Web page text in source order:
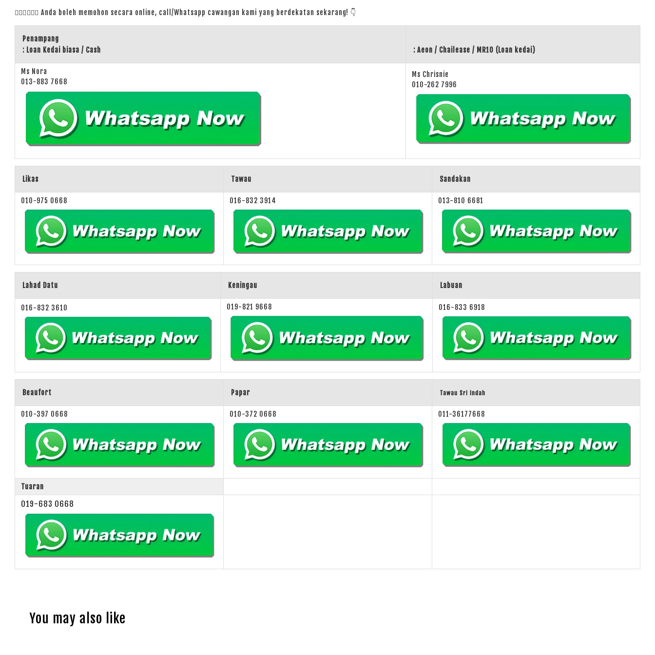
🙋🏻‍♀️🙋🏻‍♂️ Anda boleh memohon secara online, call/Whatsapp cawangan kami yang berdekatan sekarang! 👇
Penampang
: Loan Kedai biasa / Cash
: Aeon / Chailease / MR10 (Loan kedai)
Ms Nora
013-883 7668
Ms Chrisnie
010-262 7996
Likas Tawau Sandakan
010-975 0668 016-832 3914 013-810 6681
Lahad Datu Keningau Labuan
016-832 3610 019-821 9668 016-833 6918
Beaufort Papar Tawau Sri Indah
010-397 0668 010-372 0668 011-36177668
Tuaran
019-683 0668
You may also like